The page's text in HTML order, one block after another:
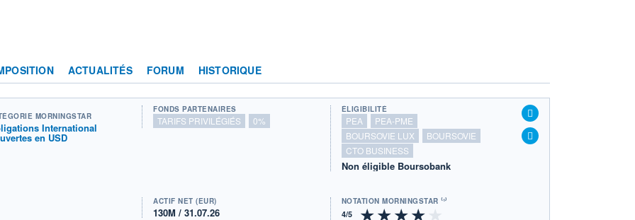
ACTUALITÉS FORUM HISTORIQUE
MORNINGSTAR
International
en USD
FONDS PARTENAIRES
TARIFS PRIVILÉGIÉS 0%
ÉLIGIBILITÉ
PEA
PEA-PME
BOURSOVIE LUX
BOURSOVIE
CTO BUSINESS
Non éligible Boursobank
ACTIF NET (EUR)
130M / 31.07.26
NOTATION MORNINGSTAR ⁽¹⁾